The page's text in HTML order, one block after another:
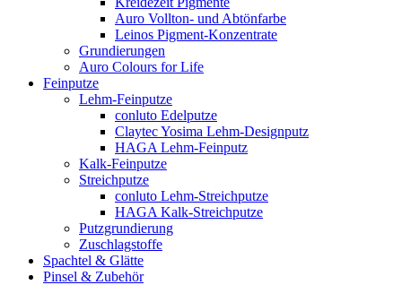
Auro Vollton- und Abtönfarbe
Leinos Pigment-Konzentrate
Grundierungen
Auro Colours for Life
Feinputze
Lehm-Feinputze
conluto Edelputze
Claytec Yosima Lehm-Designputz
HAGA Lehm-Feinputz
Kalk-Feinputze
Streichputze
conluto Lehm-Streichputze
HAGA Kalk-Streichputze
Putzgrundierung
Zuschlagstoffe
Spachtel & Glätte
Pinsel & Zubehör